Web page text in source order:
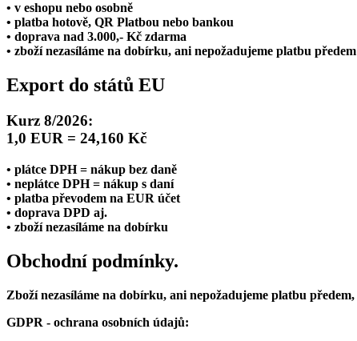
• v eshopu nebo osobně
• platba hotově, QR Platbou nebo bankou
• doprava nad 3.000,- Kč zdarma
• zboží nezasíláme na dobírku, ani nepožadujeme platbu předem
Export do států EU
Kurz 8/2026:
1,0 EUR = 24,160 Kč
• plátce DPH = nákup bez daně
• neplátce DPH = nákup s daní
• platba převodem na EUR účet
• doprava DPD aj.
• zboží nezasíláme na dobírku
Obchodní podmínky.
Zboží nezasíláme na dobírku, ani nepožadujeme platbu předem,
GDPR - ochrana osobních údajů: